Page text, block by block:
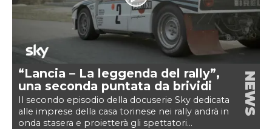
“Lancia – La leggenda del rally”,
una seconda puntata da brividi
Il secondo episodio della docuserie Sky dedicata
alle imprese della casa torinese nei rally andrà in
onda stasera e proietterà gli spettatori...
NEWS